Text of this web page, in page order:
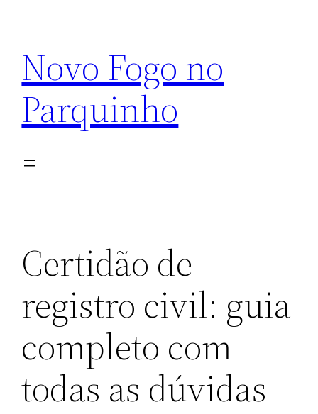
conteúdo
Novo Fogo no
Parquinho
Certidão de
registro civil: guia
completo com
todas as dúvidas